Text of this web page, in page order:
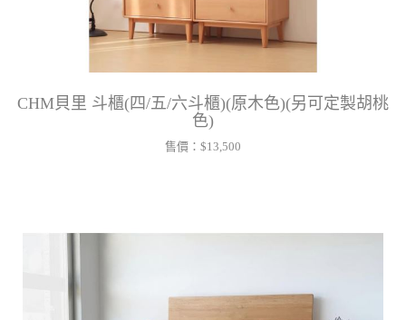
CHM貝里 斗櫃(四/五/六斗櫃)(原木色)(另可定製胡桃
色)
售價： $13,500